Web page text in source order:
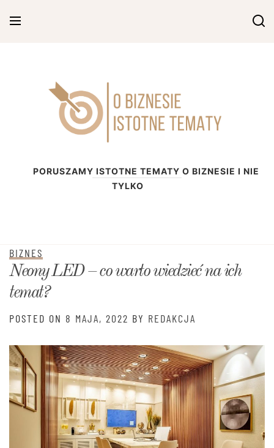
O biznesie
PORUSZAMY ISTOTNE TEMATY O BIZNESIE I NIE
TYLKO
BIZNES
Neony LED – co warto wiedzieć na ich
temat?
POSTED ON 8 MAJA, 2022 BY REDAKCJA